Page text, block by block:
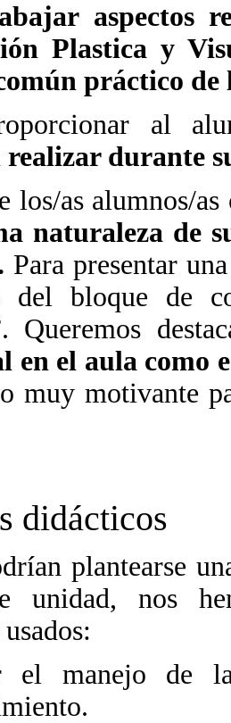
aspectos
Plastica y
práctico
al
realizar durante
los/as alumnos/as
naturaleza de
Para presentar
del bloque de
Queremos
en el aula como
muy motivante
didácticos
plantearse
unidad, nos
el manejo de